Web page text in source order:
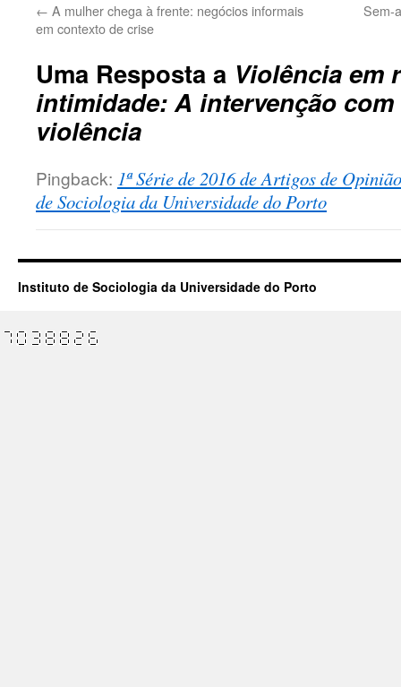
← A mulher chega à frente: negócios informais
em contexto de crise
Sem-
Uma Resposta a Violência em
intimidade: A intervenção
violência
Pingback: 1ª Série de 2016 de Artigos de
de Sociologia da Universidade do Porto
Instituto de Sociologia da Universidade do Porto